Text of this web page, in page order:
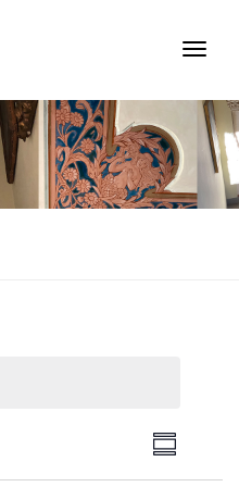
Viste
Summary